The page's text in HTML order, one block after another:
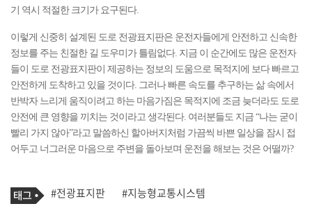
기 역시 적절한 크기가 요구된다.
이렇게 신중히 설계된 도로 전광표지판은 운전자들에게 안전하고 신속한
정보를 주는 친절한 길 도우미가 틀림없다. 지금 이 순간에도 많은 운전자
들이 도로 전광표지판이 제공하는 정보의 도움으로 목적지에 보다 빠르고
안전하게 도착하고 있을 것이다. 그러나 빠른 속도를 추구하는 삶 속에서
반박자 느리게 움직이려고 하는 마음가짐은 목적지에 조금 늦더라도 도로
안전에 큰 영향을 끼치는 것이라고 생각된다. 여러분들도 지금 “나는 굳이
빨리 가지 않아”라고 말씀하신 할아버지처럼 가끔씩 바쁜 일상을 잠시 접
어두고 너그러운 마음으로 주변을 돌아보며 운전을 해보는 것은 어떨까?
기
사
태
그
#전광표지판 #지능형교통시스템